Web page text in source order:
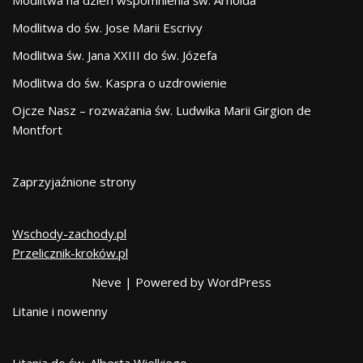
Modlitwa do św. Jose Marii Escrivy
Modlitwa św. Jana XXIII do św. Józefa
Modlitwa do św. Kaspra o uzdrowienie
Ojcze Nasz – rozważania św. Ludwika Marii Girgion de
Montfort
Zaprzyjaźnione strony
Wschody-zachody.pl
Przelicznik-kroków.pl
Neve | Powered by WordPress
Litanie i nowenny